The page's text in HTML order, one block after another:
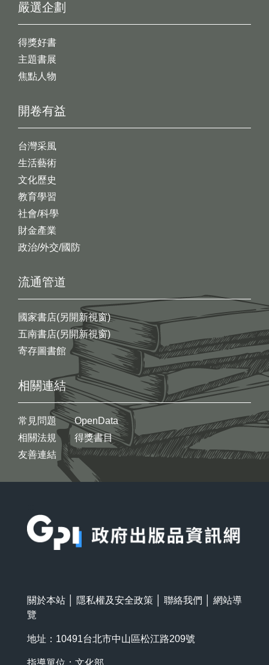
開卷有益
台灣采風
生活藝術
文化歷史
教育學習
社會/科學
財金產業
政治/外交/國防
嚴選企劃
得獎好書
主題書展
焦點人物
流通管道
國家書店(另開新視窗)
五南書店(另開新視窗)
寄存圖書館
相關連結
常見問題
相關法規
友善連結
OpenData
得獎書目
關於本站 隱私權及安全政策 聯絡我們
網站導
覽
地址：10491台北市中山區松江路209號
指導單位：文化部